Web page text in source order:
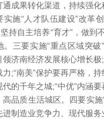
通成果转化渠道，持续强
实施“人才队伍建设”改革
坚持自主培养“育才”，做到
。三要实施“重点区域突
领济南经济发展核心增长
;“南美”保护要再严格，
代的千年之城;“中优”内涵
高品质生活城区。四要实
进制造业竞争力、现代服